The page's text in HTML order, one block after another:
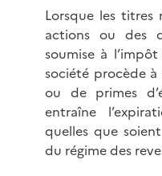
Lorsque les titres
actions ou des
soumise à
société procède
ou de primes
entraîne
quelles que
du régime des